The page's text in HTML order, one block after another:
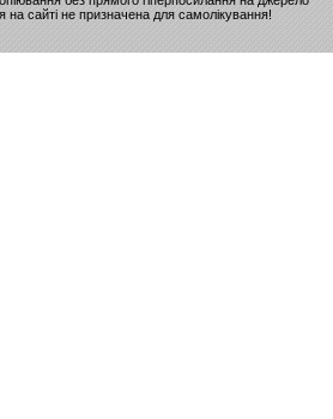
на сайті не призначена для самолікування!